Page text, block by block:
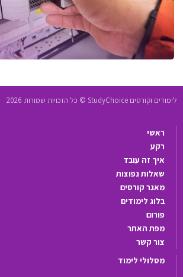
לימודים וקורסים StudyChoice © כל הזכויות שמורות 2026
ראשי
רקע
איך זה עובד
שאלות נפוצות
מאגר קורסים
בלוג לימודים
פורום
מפת האתר
צור קשר
מסלולי לימוד